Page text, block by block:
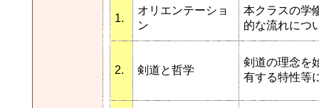
1.
オリエンテーショ
ン
本クラスの学
的な流れにつ
2. 剣道と哲学
剣道の理念を
有する特性等